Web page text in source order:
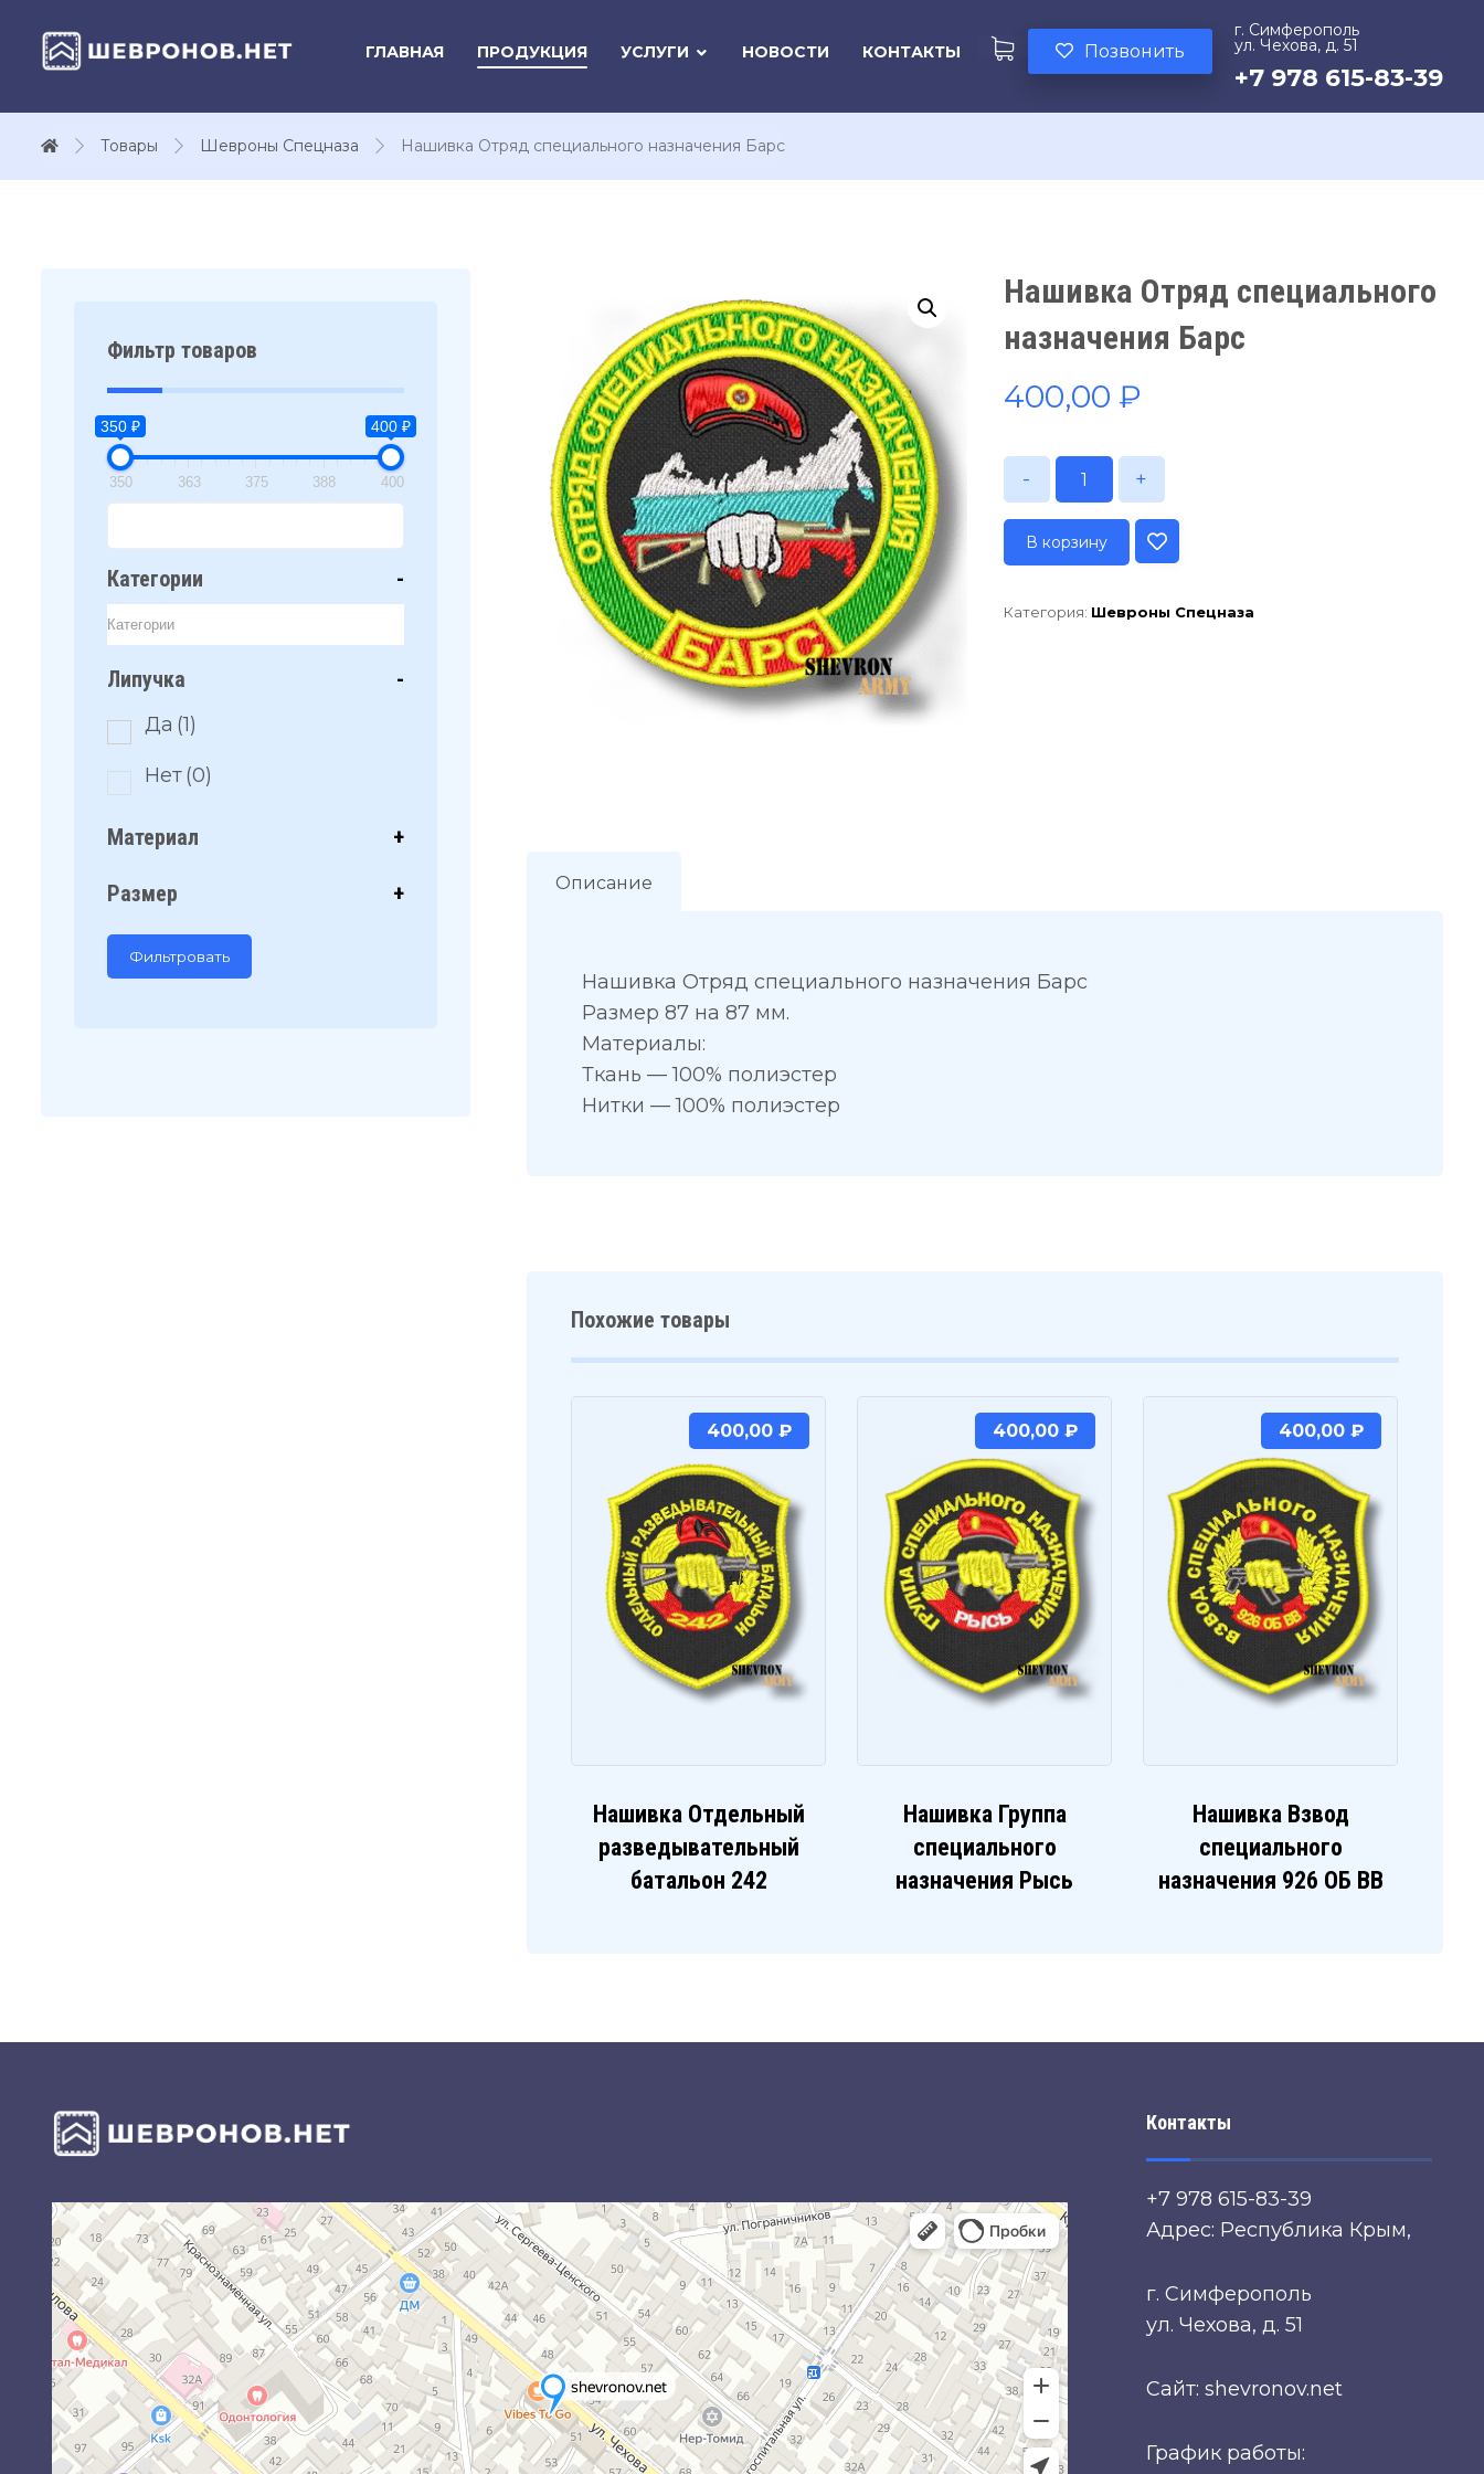
г. Симферополь
ул. Чехова, д. 51
+7 978 615-83-39
Позвонить
ГЛАВНАЯ ПРОДУКЦИЯ УСЛУГИ НОВОСТИ КОНТАКТЫ
Товары Шевроны Спецназа Нашивка Отряд специального назначения Барс
Нашивка Отряд специального
назначения Барс
400,00 ₽
- +
В корзину
Категория: Шевроны Спецназа
Описание
Нашивка Отряд специального назначения Барс
Размер 87 на 87 мм.
Материалы:
Ткань — 100% полиэстер
Нитки — 100% полиэстер
Похожие товары
Нашивка Отдельный
разведывательный
батальон 242
400,00 ₽
Нашивка Группа
специального
назначения Рысь
400,00 ₽
Нашивка Взвод
специального
назначения 926 ОБ ВВ
400,00 ₽
Фильтр товаров
350 ₽ 400 ₽
350 363 375 388 400
Категории -
Липучка -
Да (1)
Нет(0)
Материал +
Размер +
Фильтровать
Контакты
+7 978 615-83-39
Адрес: Республика Крым,
г. Симферополь
ул. Чехова, д. 51
Сайт: shevronov.net
График работы: